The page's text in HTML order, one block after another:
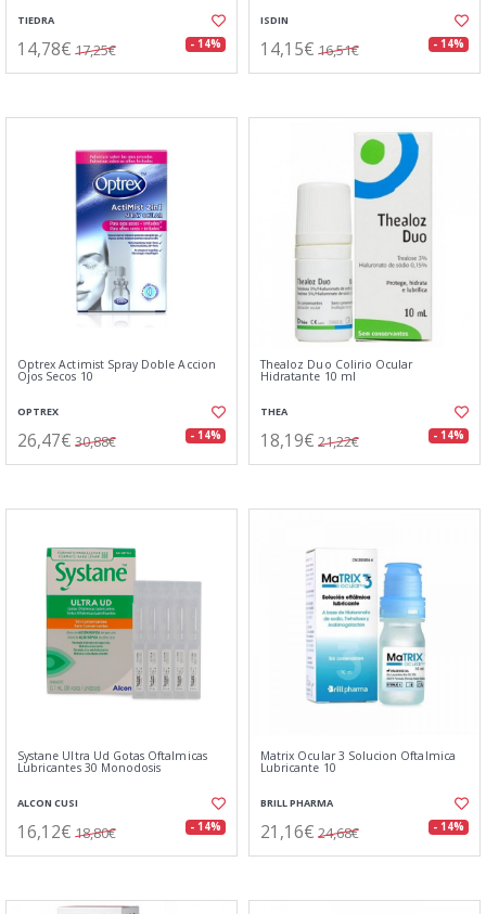
TIEDRA
14,78€ 17,25€ - 14%
ISDIN
14,15€ 16,51€ - 14%
Optrex Actimist Spray Doble Accion
Ojos Secos 10
OPTREX
26,47€ 30,88€ - 14%
Thealoz Duo Colirio Ocular
Hidratante 10 ml
THEA
18,19€ 21,22€ - 14%
Systane Ultra Ud Gotas Oftalmicas
Lubricantes 30 Monodosis
ALCON CUSI
16,12€ 18,80€ - 14%
Matrix Ocular 3 Solucion Oftalmica
Lubricante 10
BRILL PHARMA
21,16€ 24,68€ - 14%